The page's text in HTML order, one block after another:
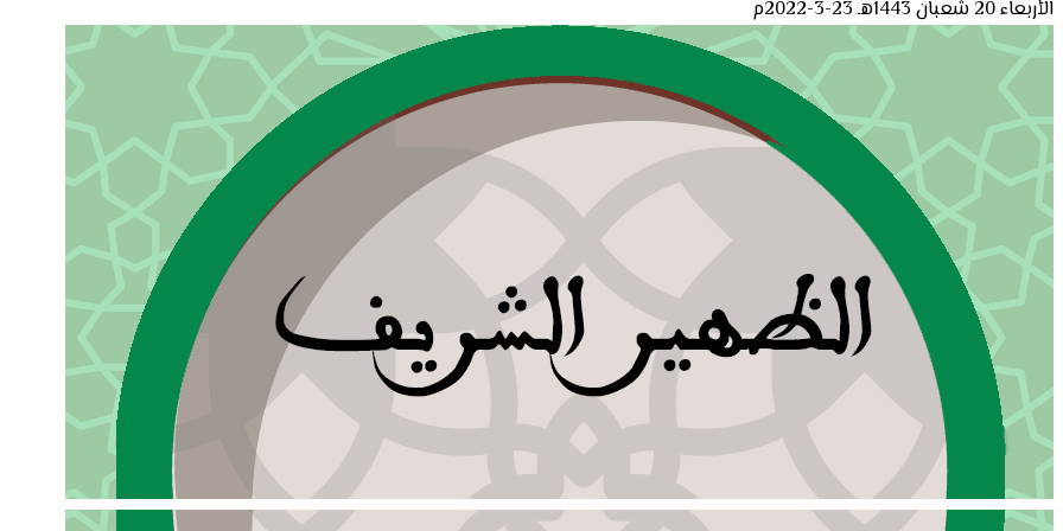
الأربعاء 20 شعبان 1443هـ 23-3-2022م